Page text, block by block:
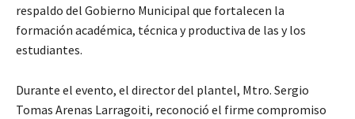
respaldo del Gobierno Municipal que fortalecen la
formación académica, técnica y productiva de las y los
estudiantes.
Durante el evento, el director del plantel, Mtro. Sergio
Tomas Arenas Larragoiti, reconoció el firme compromiso